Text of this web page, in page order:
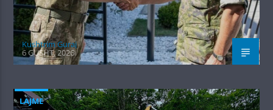
Kushtrim Guraj
6 GUSHT, 2026
LAJME